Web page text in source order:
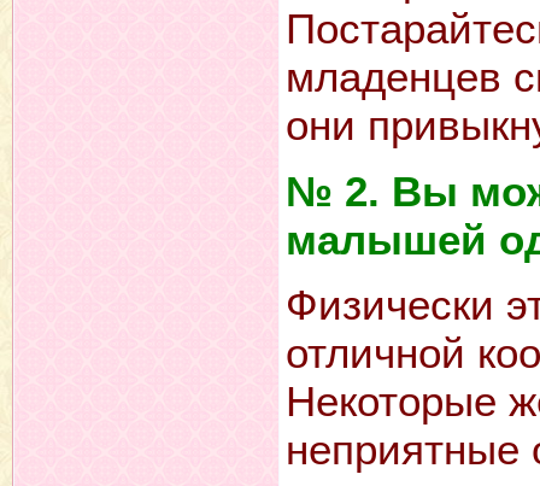
младенцев
они
№ 2. Вы
малышей
Физически
отличной
Некоторые
неприятные